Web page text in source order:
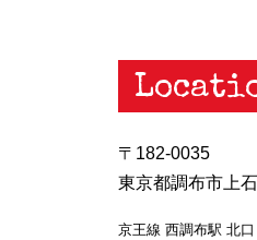
〒182-0035
東京都調布市上
京王線 西調布駅 北